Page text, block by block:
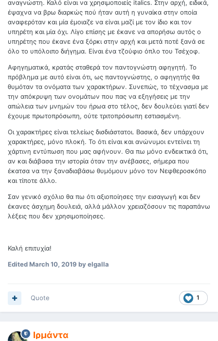
αναγνώστη. Καλό είναι να χρησιμοποιείς italics. Στην αρχή, ειδικά,
έψαχνα να βρω διαρκώς πού ήταν αυτή η γυναίκα στην οποία
αναφερόταν και μία έμοιαζε να είναι μαζί με τον ίδιο και τον
υπηρέτη και μία όχι. Λίγο επίσης με έκανε να απορήσω αυτός ο
υπηρέτης που έκανε ένα ξόρκι στην αρχή και μετά ποτέ ξανά σε
όλο το υπόλοιπο διήγημα. Είναι ένα τζούφιο όπλο του Τσέχοφ.
Αφηγηματικά, κρατάς σταθερά τον παντογνώστη αφηγητή. Το
πρόβλημα με αυτό είναι ότι, ως παντογνώστης, ο αφηγητής θα
θυμόταν τα ονόματα των χαρακτήρων. Συνεπώς, το τέχνασμα με
την απόκρυψη των ονομάτων που πας να εξηγήσεις με την
απώλεια των μνημών του ήρωα στο τέλος, δεν δουλεύει γιατί δεν
έχουμε πρωτοπρόσωπη, ούτε τριτοπρόσωπη εστιασμένη.
Οι χαρακτήρες είναι τελείως δισδιάστατοι. Βασικά, δεν υπάρχουν
χαρακτήρες, μόνο πλοκή. Το ότι είναι και ανώνυμοι εντείνει τη
χάρτινη εντύπωση που μας αφήνουν. Θα πω μόνο ενδεικτικά ότι,
αν και διάβασα την ιστορία όταν την ανέβασες, σήμερα που
έκατσα να την ξαναδιαβάσω θυμόμουν μόνο τον Νεφθεροσκόπο
και τίποτε άλλο.
Σαν γενικό σχόλιο θα πω ότι αξιοποίησες την εισαγωγή και δεν
έκανες άσχημη δουλειά, αλλά μάλλον χρειαζόσουν τις παραπάνω
λέξεις που δεν χρησιμοποίησες.
Καλή επιτυχία!
EditedMarch 10, 2019 by elgalla
1
Quote
Ιρμάντα